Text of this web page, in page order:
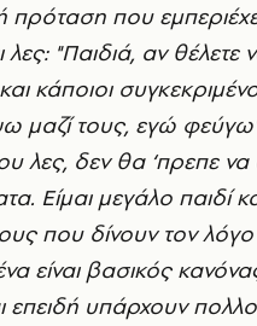
πρόταση που
"Παιδιά, αν θέλετε
κάποιοι
μαζί τους, εγώ
λες, δεν θα ‘πρεπε
Είμαι μεγάλο παιδί
που δίνουν τον
είναι βασικός
υπάρχουν